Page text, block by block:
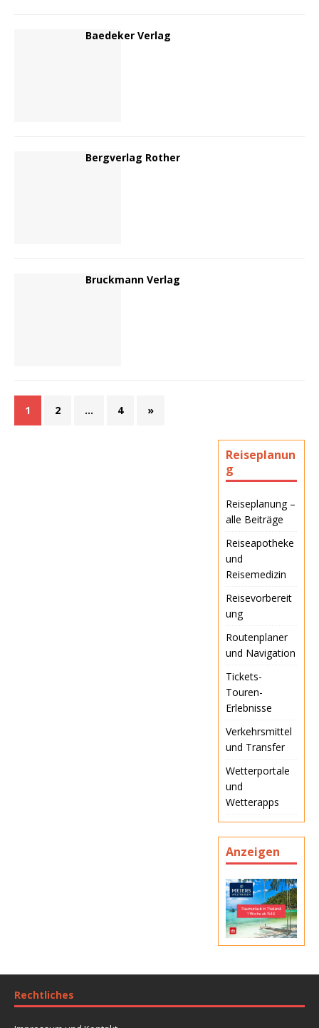
Baedeker Verlag
Bergverlag Rother
Bruckmann Verlag
1 2 … 4 »
Reiseplanun
g
Reiseplanung –
alle Beiträge
Reiseapotheke
und
Reisemedizin
Reisevorbereit
ung
Routenplaner
und Navigation
Tickets-
Touren-
Erlebnisse
Verkehrsmittel
und Transfer
Wetterportale
und
Wetterapps
Anzeigen
Rechtliches